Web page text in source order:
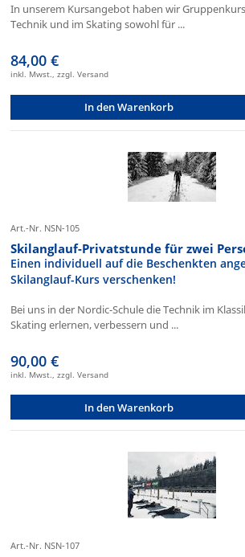
In unserem Kursangebot haben wir
Technik und im Skating sowohl für ...
84,00 €
inkl. Mwst., zzgl. Versand
In den Warenkorb
Art.-Nr. NSN-105
Skilanglauf-Privatstunde für zwei
Einen individuell auf die Beschenkten
Skilanglauf-Kurs verschenken!
Bei uns in der Nordic-Schule die Technik im
Skating erlernen, verbessern und ...
90,00 €
inkl. Mwst., zzgl. Versand
In den Warenkorb
Art.-Nr. NSN-107